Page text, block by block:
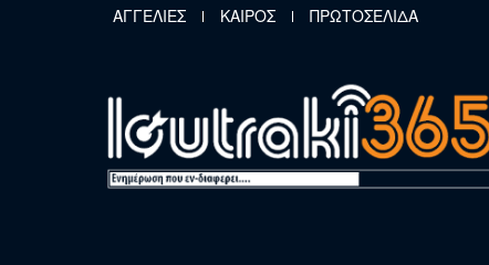
Παράκαμψη προς το κυρίως περιεχόμενο
ΑΓΓΕΛΙΕΣ ΚΑΙΡΟΣ ΠΡΩΤΟΣΕΛΙΔΑ